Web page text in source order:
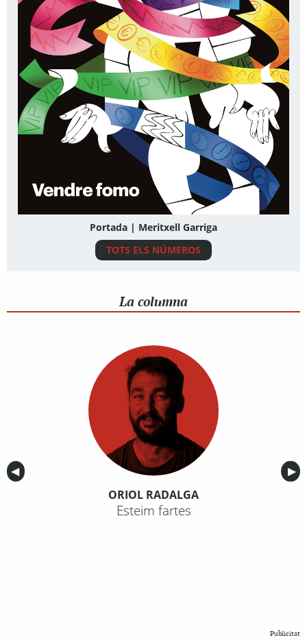
Portada | Meritxell Garriga
TOTS ELS NÚMEROS
La columna
Anterior
◀︎ ▶︎
ORIOL RADALGA
Esteim fartes
Publicitat